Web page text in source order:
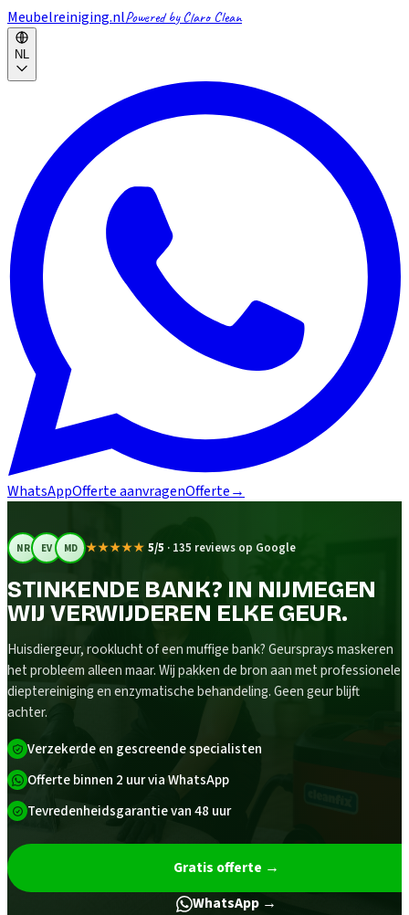
Meubelreiniging.nlPowered by Claro Clean
NL
WhatsAppOfferte aanvragenOfferte→
NR EV MD ★★★★★ 5/5 · 135 reviews op Google
STINKENDE BANK? IN NIJMEGEN
WIJ VERWIJDEREN ELKE GEUR.
Huisdiergeur, rooklucht of een muffige bank? Geursprays maskeren
het probleem alleen maar. Wij pakken de bron aan met professionele
dieptereiniging en enzymatische behandeling. Geen geur blijft
achter.
Verzekerde en gescreende specialisten
Offerte binnen 2 uur via WhatsApp
Tevredenheidsgarantie van 48 uur
Gratis offerte →
WhatsApp →